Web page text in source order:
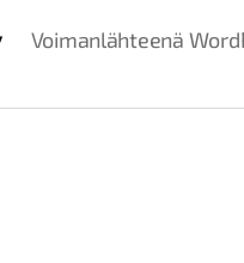
Voimanlähteenä